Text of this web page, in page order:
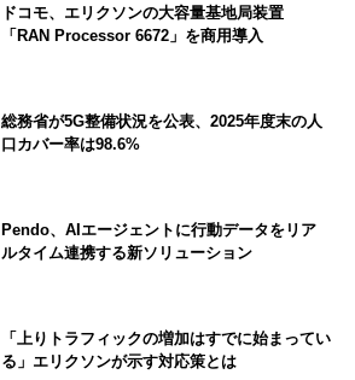
ドコモ、エリクソンの大容量基地局装置
「RAN Processor 6672」を商用導入
総務省が5G整備状況を公表、2025年度末の人
口カバー率は98.6%
Pendo、AIエージェントに行動データをリア
ルタイム連携する新ソリューション
「上りトラフィックの増加はすでに始まってい
る」エリクソンが示す対応策とは